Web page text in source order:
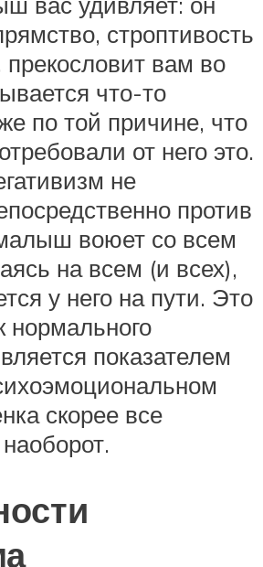
строптивость
прекословит вам во
что-то
по той причине, что
от него это.
не
против
воюет со всем
на всем (и всех),
у него на пути. Это
нормального
показателем
скорее все